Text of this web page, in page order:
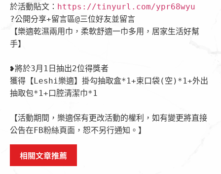
於活動貼文： https://tinyurl.com/ypr68wyu
?公開分享+留言區@三位好友並留言
【樂適乾濕兩用巾，柔軟舒適一巾多用，居家生活好幫
手】
❥將於3月1日抽出2位得獎者
獲得【Leshi樂適】掛勾抽取盒*1+束口袋(空)*1+外出
抽取包*1+口腔清潔巾*1
【活動期間，樂適保有更改活動的權利，如有變更將直接
公告在FB粉絲頁面，恕不另行通知。】
相關文章推薦